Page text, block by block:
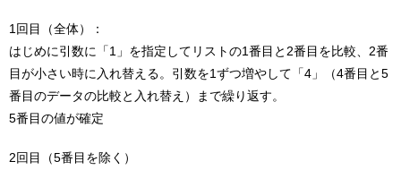
1回目（全体）：
はじめに引数に「1」を指定してリストの1番目と2番目を比較、2番
目が小さい時に入れ替える。引数を1ずつ増やして「4」（4番目と5
番目のデータの比較と入れ替え）まで繰り返す。
5番目の値が確定
2回目（5番目を除く）